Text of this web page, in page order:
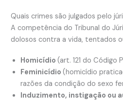
Quais crimes são julgados pelo
A competência do Tribunal do
dolosos contra a vida, tentados
Homicídio(art. 121 do Código
Feminicídio(homicídio
razões da condição do sexo
Induzimento, instigação ou